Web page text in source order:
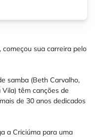
começou sua carreira pelo
samba (Beth Carvalho,
têm canções de
de 30 anos dedicados
a Criciúma para uma